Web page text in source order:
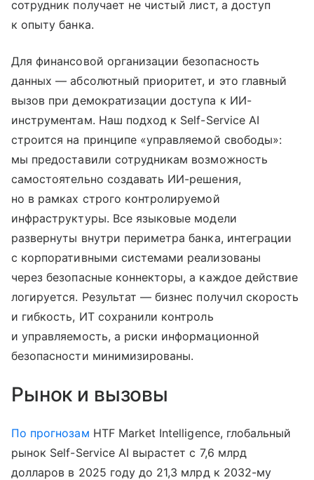
сотрудник получает не чистый лист, а доступ
к опыту банка.
Для финансовой организации безопасность
данных — абсолютный приоритет, и это главный
вызов при демократизации доступа к ИИ-
инструментам. Наш подход к Self-Service AI
строится на принципе «управляемой свободы»:
мы предоставили сотрудникам возможность
самостоятельно создавать ИИ-решения,
но в рамках строго контролируемой
инфраструктуры. Все языковые модели
развернуты внутри периметра банка, интеграции
с корпоративными системами реализованы
через безопасные коннекторы, а каждое действие
логируется. Результат — бизнес получил скорость
и гибкость, ИТ сохранили контроль
и управляемость, а риски информационной
безопасности минимизированы.
Рынок и вызовы
По прогнозам HTF Market Intelligence, глобальный
рынок Self-Service AI вырастет с 7,6 млрд
долларов в 2025 году до 21,3 млрд к 2032-му